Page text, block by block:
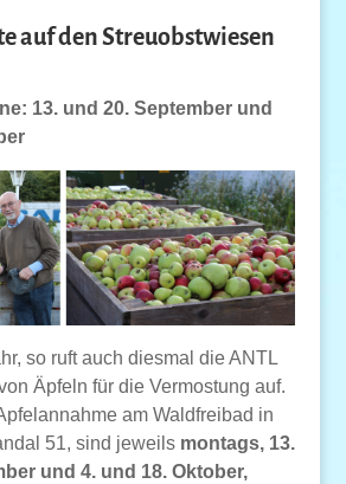
auf den Streuobstwiesen
13. und 20. September und
so ruft auch diesmal die ANTL
Äpfeln für die Vermostung auf.
am Waldfreibad in
51, sind jeweils montags, 13.
und 4. und 18. Oktober,